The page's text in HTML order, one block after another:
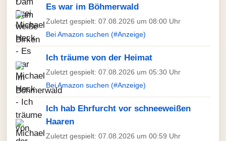
Es war im Böhmerwald
Zuletzt gespielt: 07.08.2026 um 08:00 Uhr
Bei Amazon suchen (#Anzeige)
Ich träume von der Heimat
Zuletzt gespielt: 07.08.2026 um 05:30 Uhr
Bei Amazon suchen (#Anzeige)
Ich hab Ehrfurcht vor schneeweißen
Haaren
Zuletzt gespielt: 07.08.2026 um 00:59 Uhr